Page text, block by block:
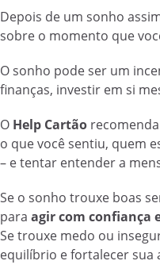
Depois de um sonho
sobre o momento que
O sonho pode ser um
finanças, investir em si
O Help Cartão
o que você sentiu, quem
– e tentar entender a
Se o sonho trouxe boas
para agir com confiança
Se trouxe medo ou
equilíbrio e fortalecer sua